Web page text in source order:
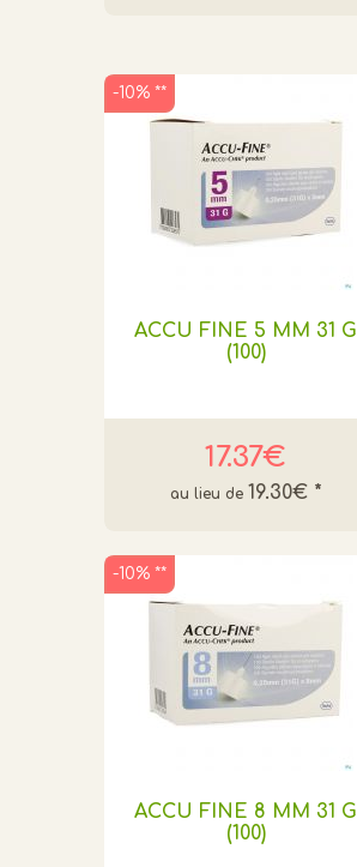
ACCU FINE 5 MM 31 G
(100)
17.37€
19.30€ *
-10% **
ACCU FINE 8 MM 31 G
(100)
-10% **